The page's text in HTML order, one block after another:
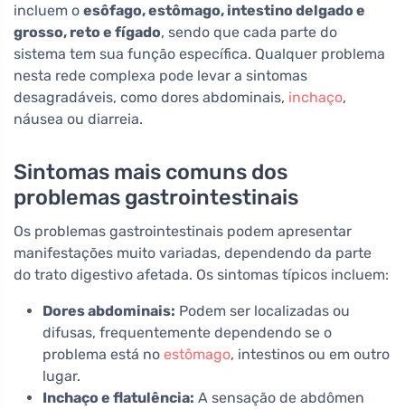
incluem o esôfago, estômago, intestino delgado e
grosso, reto e fígado, sendo que cada parte do
sistema tem sua função específica. Qualquer problema
nesta rede complexa pode levar a sintomas
desagradáveis, como dores abdominais, inchaço,
náusea ou diarreia.
Sintomas mais comuns dos
problemas gastrointestinais
Os problemas gastrointestinais podem apresentar
manifestações muito variadas, dependendo da parte
do trato digestivo afetada. Os sintomas típicos incluem:
Dores abdominais: Podem ser localizadas ou
difusas, frequentemente dependendo se o
problema está no estômago, intestinos ou em outro
lugar.
Inchaço e flatulência: A sensação de abdômen